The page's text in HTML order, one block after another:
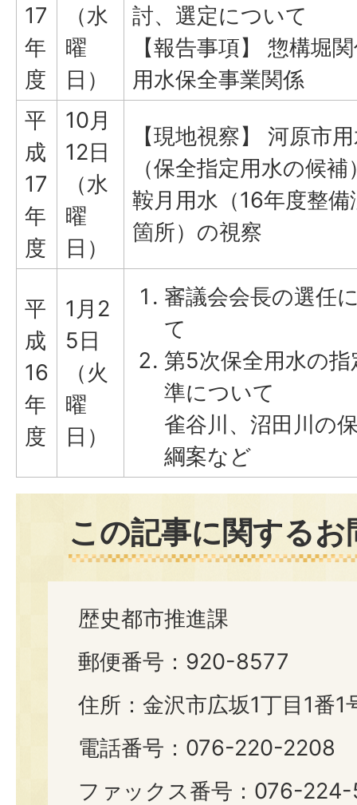
17
年
度
（水
曜
日）
討、選定について
【報告事項】 惣構堀
用水保全事業関係
平
成
17
年
度
10月
12日
（水
曜
日）
【現地視察】 河原市
（保全指定用水の候補
鞍月用水（16年度整備
箇所）の視察
平
成
16
年
度
1月2
5日
（火
曜
日）
審議会会長の選任
て
第5次保全用水の指
準について
雀谷川、沼田川の
綱案など
この記事に関する
歴史都市推進課
郵便番号：920-8577
住所：金沢市広坂1丁目1番1
電話番号：076-220-2208
ファックス番号：076-